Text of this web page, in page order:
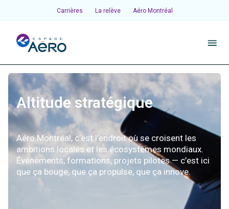
Carrières La relève Aéro Montréal
À propos
Pôles et chantiers
Initiatives
Écosystème
Altitude stratégique
Aéro Montréal, c’est l’endroit où se croisent les
ambitions locales et les écosystèmes mondiaux.
Événements, formations, projets pilotes — c’est ici
que ça bouge, que ça propulse, que ça innove.